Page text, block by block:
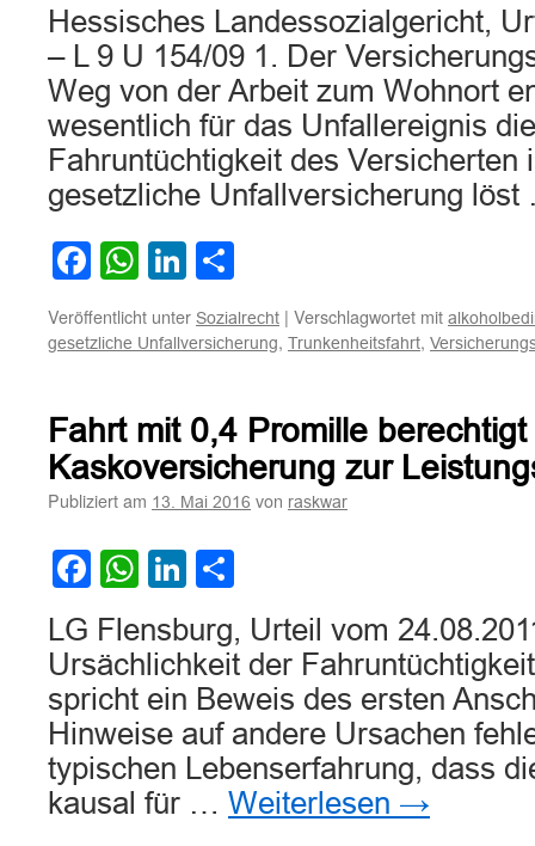
Hessisches Landessozialgericht,
– L 9 U 154/09 1. Der
Weg von der Arbeit zum Wohnort
wesentlich für das Unfallereignis
Fahruntüchtigkeit des Versicherten
gesetzliche Unfallversicherung
Facebook
WhatsApp
LinkedIn
Veröffentlicht unter Sozialrecht | Verschlagwortet mit
gesetzliche Unfallversicherung, Trunkenheitsfahrt,
Fahrt mit 0,4 Promille berechtigt
Kaskoversicherung zur
Publiziert am 13. Mai 2016 von raskwar
Facebook
WhatsApp
LinkedIn
LG Flensburg, Urteil vom
Ursächlichkeit der
spricht ein Beweis des ersten
Hinweise auf andere Ursachen
typischen Lebenserfahrung, dass
kausal für … Weiterlesen →